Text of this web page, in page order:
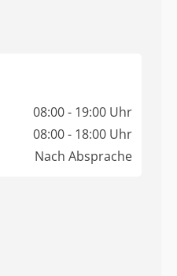
08:00 - 19:00 Uhr
08:00 - 18:00 Uhr
Nach Absprache